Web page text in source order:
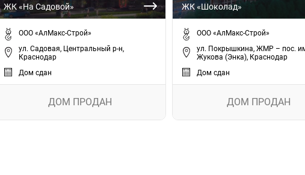
ЖК «На Садовой»
ООО «АлМакс-Строй»
ул. Садовая, Центральный р-н,
Краснодар
Дом сдан
ДОМ ПРОДАН
ЖК «Шоколад»
ООО «АлМакс-Строй»
ул. Покрышкина, ЖМР – пос.
Жукова (Энка), Краснодар
Дом сдан
ДОМ ПРОДАН